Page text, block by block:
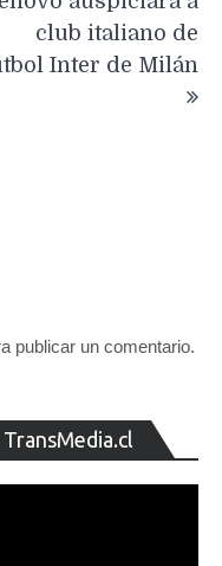
club italiano de
Inter de Milán
publicar un comentario.
de